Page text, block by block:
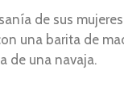
de sus
una barita de
de una navaja.